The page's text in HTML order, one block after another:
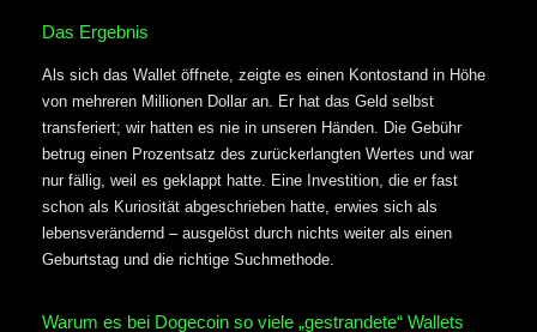
Das Ergebnis
Als sich das Wallet öffnete, zeigte es einen Kontostand in Höhe
von mehreren Millionen Dollar an. Er hat das Geld selbst
transferiert; wir hatten es nie in unseren Händen. Die Gebühr
betrug einen Prozentsatz des zurückerlangten Wertes und war
nur fällig, weil es geklappt hatte. Eine Investition, die er fast
schon als Kuriosität abgeschrieben hatte, erwies sich als
lebensverändernd – ausgelöst durch nichts weiter als einen
Geburtstag und die richtige Suchmethode.
Warum es bei Dogecoin so viele „gestrandete“ Wallets